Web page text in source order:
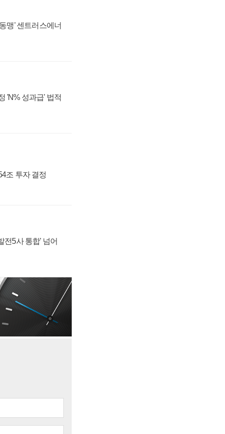
맹' 센트러스에너
'N% 성과급' 법적
조 투자 결정
전5사 통합' 넘어